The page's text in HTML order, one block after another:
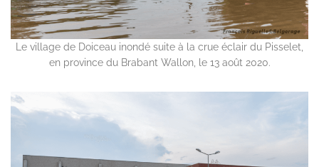
Le village de Doiceau inondé suite à la crue éclair du Pisselet,
en province du Brabant Wallon, le 13 août 2020.